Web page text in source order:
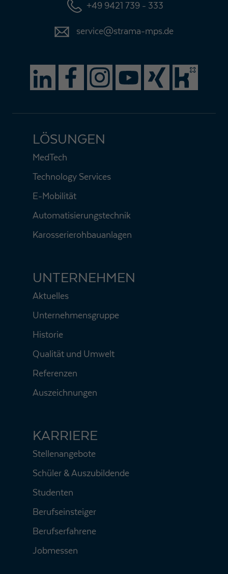
+49 9421 739 - 333
service@strama-mps.de
LÖSUNGEN
MedTech
Technology Services
E-Mobilität
Automatisierungstechnik
Karosserierohbauanlagen
UNTERNEHMEN
Aktuelles
Unternehmensgruppe
Historie
Qualität und Umwelt
Referenzen
Auszeichnungen
KARRIERE
Stellenangebote
Schüler & Auszubildende
Studenten
Berufseinsteiger
Berufserfahrene
Jobmessen